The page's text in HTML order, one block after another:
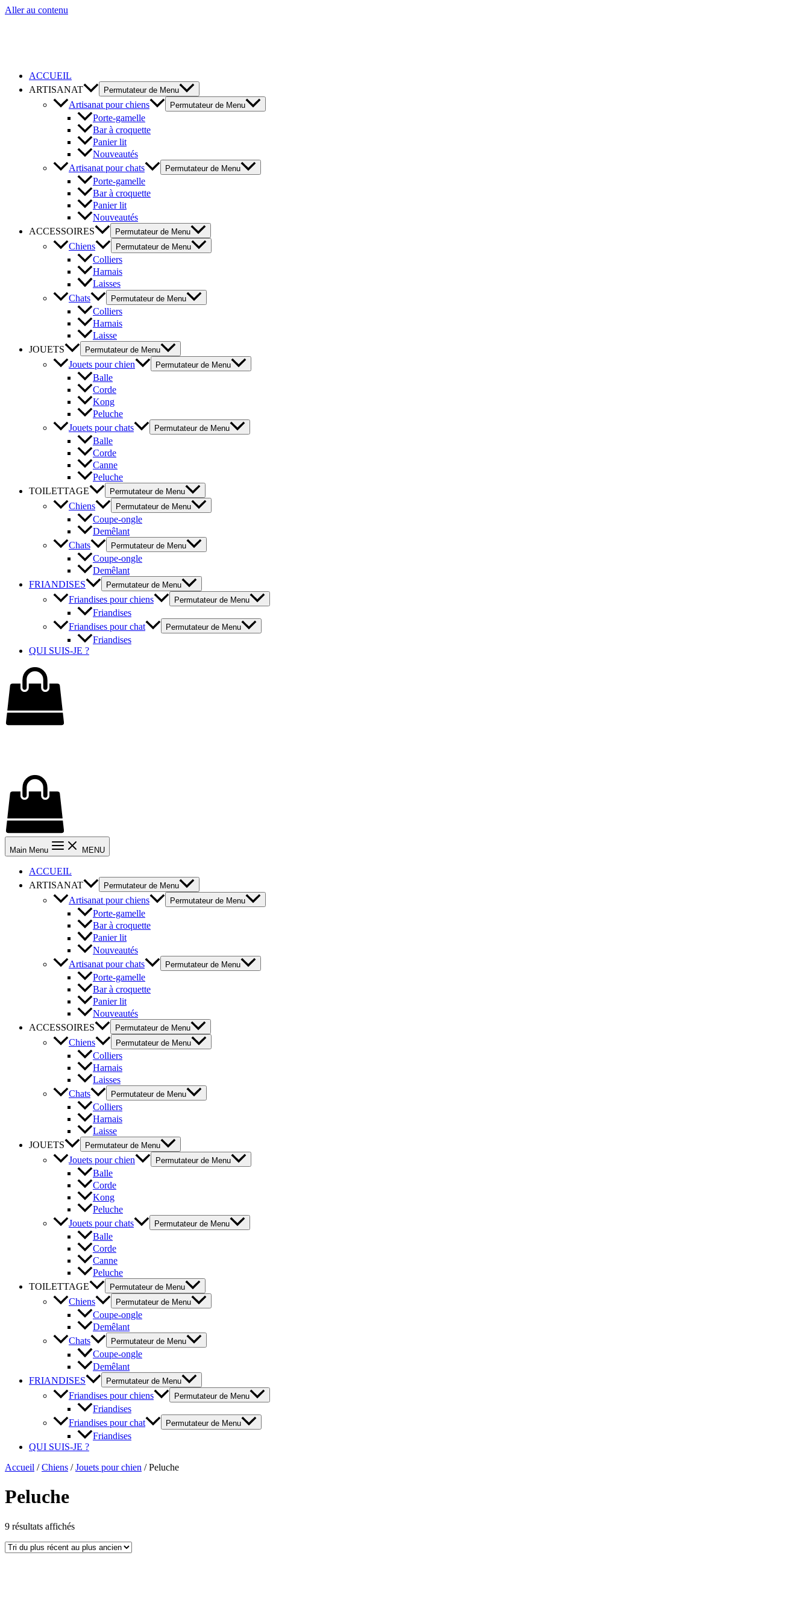
Aller au contenu
ACCUEIL
ARTISANAT
Permutateur de Menu
Artisanat pour chiens Permutateur de Menu
Porte-gamelle
Bar à croquette
Panier lit
Nouveautés
Artisanat pour chats
Permutateur de Menu
Porte-gamelle
Bar à croquette
Panier lit
Nouveautés
ACCESSOIRES
Permutateur de Menu
Chiens Permutateur de Menu
Colliers
Harnais
Laisses
Chats
Permutateur de Menu
Colliers
Harnais
Laisse
JOUETS
Permutateur de Menu
Jouets pour chien Permutateur de Menu
Balle
Corde
Kong
Peluche
Jouets pour chats
Permutateur de Menu
Balle
Corde
Canne
Peluche
TOILETTAGE
Permutateur de Menu
Chiens Permutateur de Menu
Coupe-ongle
Demêlant
Chats
Permutateur de Menu
Coupe-ongle
Demêlant
FRIANDISES
Permutateur de Menu
Friandises pour chiens Permutateur de Menu
Friandises
Friandises pour chat
Permutateur de Menu
Friandises
QUI SUIS-JE ?
Main Menu MENU
ACCUEIL
ARTISANAT
Permutateur de Menu
Artisanat pour chiens Permutateur de Menu
Porte-gamelle
Bar à croquette
Panier lit
Nouveautés
Artisanat pour chats
Permutateur de Menu
Porte-gamelle
Bar à croquette
Panier lit
Nouveautés
ACCESSOIRES
Permutateur de Menu
Chiens Permutateur de Menu
Colliers
Harnais
Laisses
Chats
Permutateur de Menu
Colliers
Harnais
Laisse
JOUETS
Permutateur de Menu
Jouets pour chien Permutateur de Menu
Balle
Corde
Kong
Peluche
Jouets pour chats
Permutateur de Menu
Balle
Corde
Canne
Peluche
TOILETTAGE
Permutateur de Menu
Chiens Permutateur de Menu
Coupe-ongle
Demêlant
Chats
Permutateur de Menu
Coupe-ongle
Demêlant
FRIANDISES
Permutateur de Menu
Friandises pour chiens Permutateur de Menu
Friandises
Friandises pour chat
Permutateur de Menu
Friandises
QUI SUIS-JE ?
Accueil /Chiens /Jouets pour chien / Peluche
Peluche
9 résultats affichés